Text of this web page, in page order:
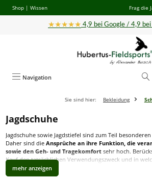
Zum Hauptinhalt springen
Shop | Wissen Frag die
★★★★★ 4,9 bei Google / 4,9
Navigation
Sie sind hier: Bekleidung
Jagdschuhe
Jagdschuhe sowie Jagdstiefel sind zum Teil
Daher sind die Ansprüche an ihre Funktion, die
sowie den Geh- und Tragekomfort sehr hoch.
Kauf den tatsächlichen Verwendungszweck und in
bevorzugt bewegen. Denn der stundenlange Ansitz in
Anforderungen an Schuhe für die Jagd als lange